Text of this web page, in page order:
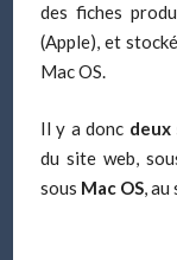
des fiches
(Apple),et
Mac OS.
Il y a donc
du site web,
sous Mac OS, au